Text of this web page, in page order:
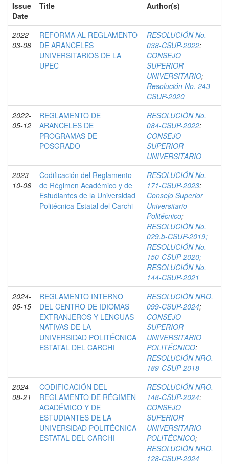
Issue
Date
Title Author(s)
2022-
03-08
REFORMA AL REGLAMENTO
DE ARANCELES
UNIVERSITARIOS DE LA
UPEC
RESOLUCIÓN No.
038-CSUP-2022;
CONSEJO
SUPERIOR
UNIVERSITARIO;
Resolución No. 243-
CSUP-2020
2022-
05-12
REGLAMENTO DE
ARANCELES DE
PROGRAMAS DE
POSGRADO
RESOLUCIÓN No.
084-CSUP-2022;
CONSEJO
SUPERIOR
UNIVERSITARIO
2023-
10-06
Codificación del Reglamento
de Régimen Académico y de
Estudiantes de la Universidad
Politécnica Estatal del Carchi
RESOLUCIÓN No.
171-CSUP-2023;
Consejo Superior
Universitario
Politécnico;
RESOLUCIÓN No.
029.b-CSUP-2019;
RESOLUCIÓN No.
150-CSUP-2020;
RESOLUCIÓN No.
144-CSUP-2021
2024-
05-15
REGLAMENTO INTERNO
DEL CENTRO DE IDIOMAS
EXTRANJEROS Y LENGUAS
NATIVAS DE LA
UNIVERSIDAD POLITÉCNICA
ESTATAL DEL CARCHI
RESOLUCIÓN NRO.
099-CSUP-2024;
CONSEJO
SUPERIOR
UNIVERSITARIO
POLITÉCNICO;
RESOLUCIÓN NRO.
189-CSUP-2018
2024-
08-21
CODIFICACIÓN DEL
REGLAMENTO DE RÉGIMEN
ACADÉMICO Y DE
ESTUDIANTES DE LA
UNIVERSIDAD POLITÉCNICA
ESTATAL DEL CARCHI
RESOLUCIÓN NRO.
148-CSUP-2024;
CONSEJO
SUPERIOR
UNIVERSITARIO
POLITÉCNICO;
RESOLUCIÓN NRO.
128-CSUP-2024